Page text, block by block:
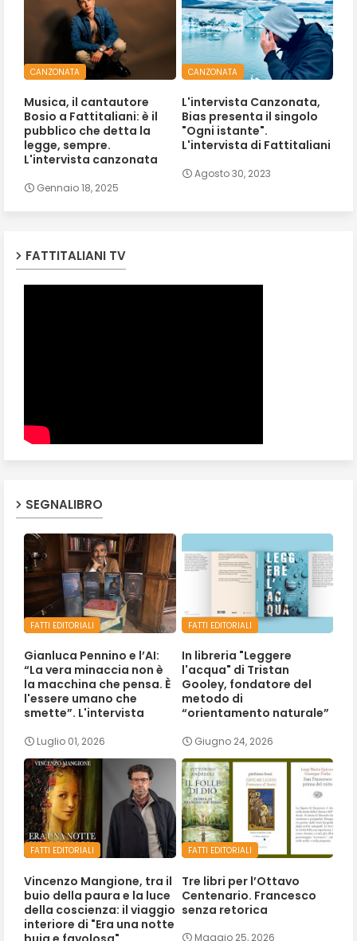
CANZONATA
Musica, il cantautore
Bosio a Fattitaliani: è il
pubblico che detta la
legge, sempre.
L'intervista canzonata
Gennaio 18, 2025
CANZONATA
L'intervista Canzonata,
Bias presenta il singolo
"Ogni istante".
L'intervista di Fattitaliani
Agosto 30, 2023
FATTITALIANI TV
SEGNALIBRO
FATTI EDITORIALI
Gianluca Pennino e l’AI:
“La vera minaccia non è
la macchina che pensa. È
l'essere umano che
smette”. L'intervista
Luglio 01, 2026
FATTI EDITORIALI
In libreria "Leggere
l'acqua" di Tristan
Gooley, fondatore del
metodo di
“orientamento naturale”
Giugno 24, 2026
FATTI EDITORIALI
Vincenzo Mangione, tra il
buio della paura e la luce
della coscienza: il viaggio
interiore di "Era una notte
FATTI EDITORIALI
Tre libri per l’Ottavo
Centenario. Francesco
senza retorica
Maggio 25, 2026